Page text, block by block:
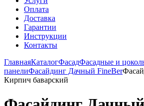
Оплата
Доставка
Гарантии
Инструкции
Контакты
ГлавнаяКаталогФасадФасадные и
панелиФасайдинг Дачный FineBer
Кирпич баварский